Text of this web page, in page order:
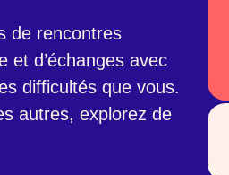
de rencontres
et d’échanges avec
difficultés que vous.
autres, explorez de